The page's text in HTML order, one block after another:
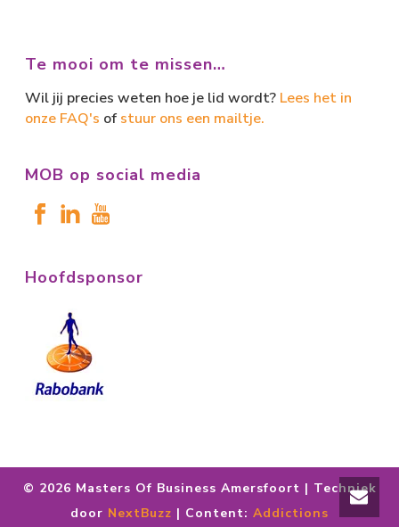
Te mooi om te missen…
Wil jij precies weten hoe je lid wordt? Lees het in
onze FAQ's of stuur ons een mailtje.
MOB op social media
Hoofdsponsor
© 2026 Masters Of Business Amersfoort | Techniek
door NextBuzz | Content: Addictions